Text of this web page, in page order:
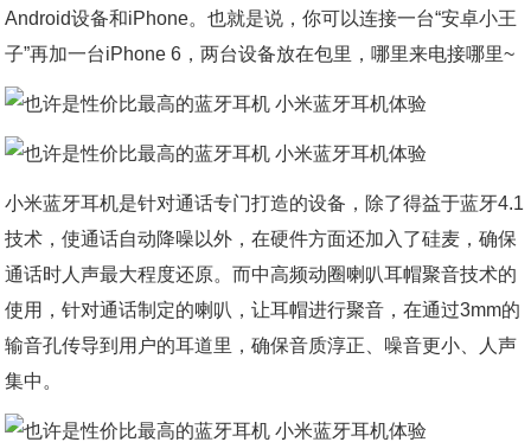
Android设备和iPhone。也就是说，你可以连接一台“安卓小王
子”再加一台iPhone 6，两台设备放在包里，哪里来电接哪里~
小米蓝牙耳机是针对通话专门打造的设备，除了得益于蓝牙4.1
技术，使通话自动降噪以外，在硬件方面还加入了硅麦，确保
通话时人声最大程度还原。而中高频动圈喇叭耳帽聚音技术的
使用，针对通话制定的喇叭，让耳帽进行聚音，在通过3mm的
输音孔传导到用户的耳道里，确保音质淳正、噪音更小、人声
集中。